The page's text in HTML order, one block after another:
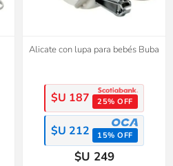
Alicate con lupa para bebés Buba
$U 187 25% OFF
$U 212 15% OFF
$U 249